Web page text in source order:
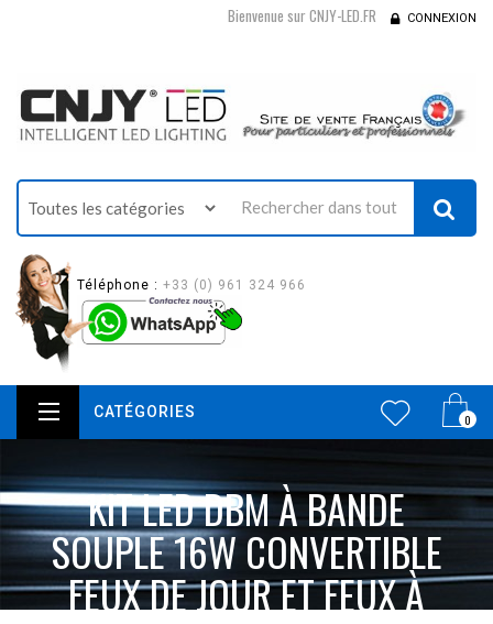
Bienvenue sur CNJY-LED.FR CONNEXION
Téléphone : +33 (0) 961 324 966
0
CATÉGORIES
KIT LED DBM À BANDE
SOUPLE 16W CONVERTIBLE
FEUX DE JOUR ET FEUX À